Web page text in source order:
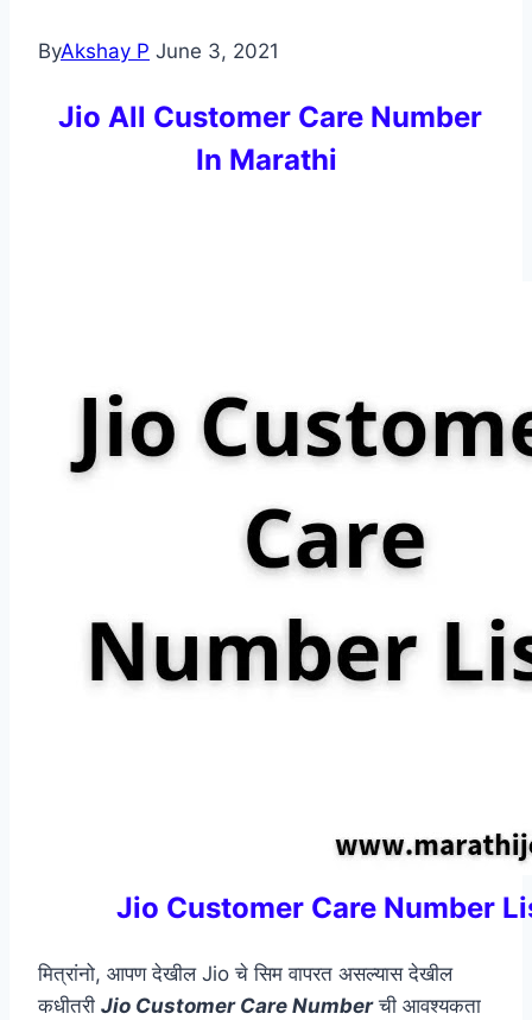
ByAkshay P June 3, 2021
Jio All Customer Care Number
In Marathi
Jio Customer Care Number
मित्रांनो, आपण देखील Jio चे सिम वापरत असल्यास देखील
कधीतरी Jio Customer Care Numberची आवश्यकता